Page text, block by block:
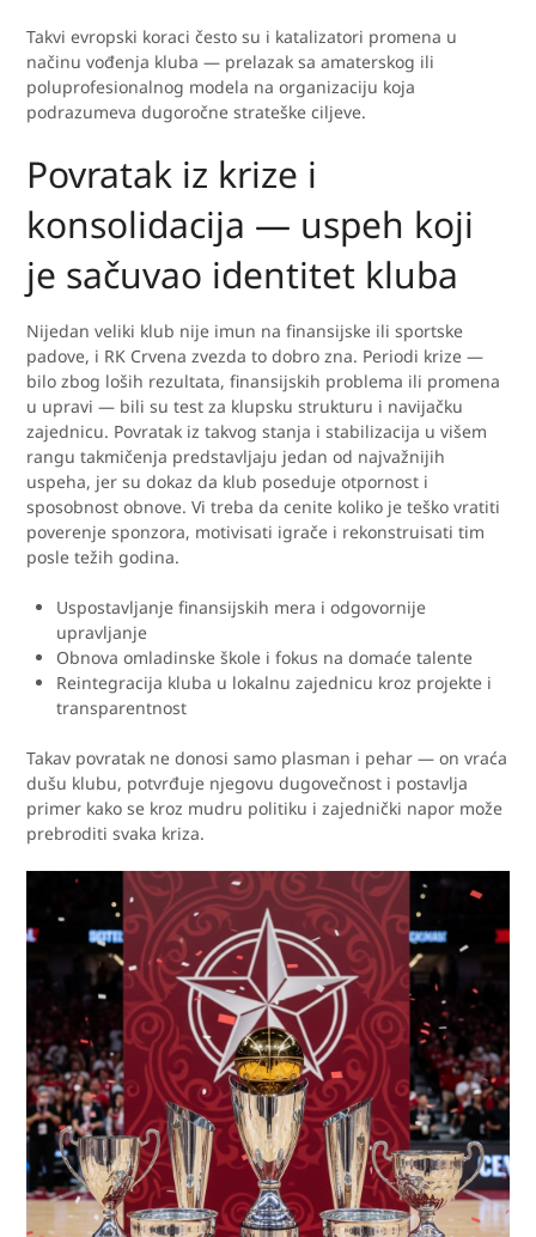
Takvi evropski koraci često su i katalizatori promena u
načinu vođenja kluba — prelazak sa amaterskog ili
poluprofesionalnog modela na organizaciju koja
podrazumeva dugoročne strateške ciljeve.
Povratak iz krize i
konsolidacija — uspeh koji
je sačuvao identitet kluba
Nijedan veliki klub nije imun na finansijske ili sportske
padove, i RK Crvena zvezda to dobro zna. Periodi krize —
bilo zbog loših rezultata, finansijskih problema ili promena
u upravi — bili su test za klupsku strukturu i navijačku
zajednicu. Povratak iz takvog stanja i stabilizacija u višem
rangu takmičenja predstavljaju jedan od najvažnijih
uspeha, jer su dokaz da klub poseduje otpornost i
sposobnost obnove. Vi treba da cenite koliko je teško vratiti
poverenje sponzora, motivisati igrače i rekonstruisati tim
posle težih godina.
Uspostavljanje finansijskih mera i odgovornije
upravljanje
Obnova omladinske škole i fokus na domaće talente
Reintegracija kluba u lokalnu zajednicu kroz projekte i
transparentnost
Takav povratak ne donosi samo plasman i pehar — on vraća
dušu klubu, potvrđuje njegovu dugovečnost i postavlja
primer kako se kroz mudru politiku i zajednički napor može
prebroditi svaka kriza.